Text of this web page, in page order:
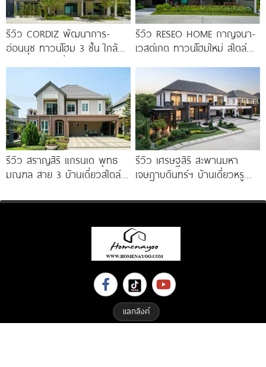
รีวิว CORDIZ พัฒนาการ-
อ่อนนุช ทาวน์โฮม 3 ชั้น ใกล้
รีวิว RESEO HOME กาญจนา-
เวสต์เกต ทาวน์โฮมใหม่ สไตล์
ลอย* ทำเลดี
รีวิว สราญสิริ แกรนเด พุทธ
มณฑล สาย 3 บ้านเดี่ยวสไตล์
รีวิว เศรษฐสิริ สะพานมหา
เจษฎาบดินทร์ฯ บ้านเดี่ยวหรู
รถไฟฟ้า และทางด่วน เริ่ม 15.9
แลกลิงค์